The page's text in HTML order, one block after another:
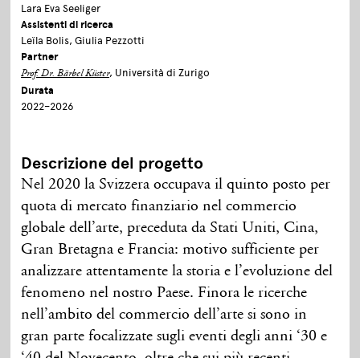
Lara Eva Seeliger
Assistenti di ricerca
Leïla Bolis, Giulia Pezzotti
Partner
Prof. Dr. Bärbel Küster, Università di Zurigo
Durata
2022–2026
Descrizione del progetto
Nel 2020 la Svizzera occupava il quinto posto per
quota di mercato finanziario nel commercio
globale dell’arte, preceduta da Stati Uniti, Cina,
Gran Bretagna e Francia: motivo sufficiente per
analizzare attentamente la storia e l’evoluzione del
fenomeno nel nostro Paese. Finora le ricerche
nell’ambito del commercio dell’arte si sono in
gran parte focalizzate sugli eventi degli anni ‘30 e